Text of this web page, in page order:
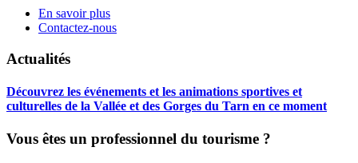
En savoir plus
Contactez-nous
Actualités
Découvrez les événements et les animations sportives et
culturelles de la Vallée et des Gorges du Tarn en ce moment
Vous êtes un professionnel du tourisme ?